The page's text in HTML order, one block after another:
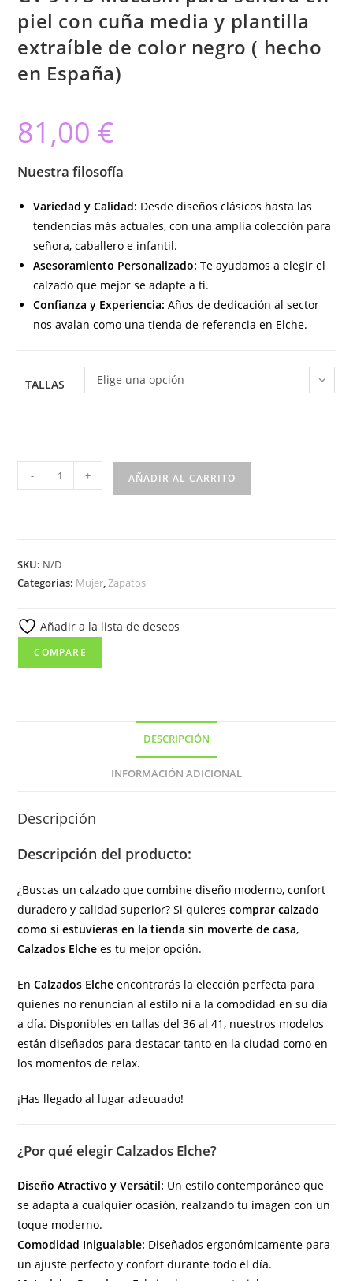
piel con cuña media y plantilla
extraíble de color negro ( hecho
en España)
81,00 €
Nuestra filosofía
Variedad y Calidad: Desde diseños clásicos hasta las
tendencias más actuales, con una amplia colección para
señora, caballero e infantil.
Asesoramiento Personalizado: Te ayudamos a elegir el
calzado que mejor se adapte a ti.
Confianza y Experiencia: Años de dedicación al sector
nos avalan como una tienda de referencia en Elche.
TALLAS Elige una opción
9173
en
piel
cuña
media
y
en
España)
cantidad
- + AÑADIR AL CARRITO
SKU: N/D
Categorías: Mujer,Zapatos
Añadir a la lista de deseos
COMPARE
DESCRIPCIÓN
INFORMACIÓN ADICIONAL
Descripción
Descripción del producto:
¿Buscas un calzado que combine diseño moderno, confort
duradero y calidad superior? Si quierescomprar calzado
como si estuvieras en la tienda sin moverte de casa,
Calzados Elche es tu mejor opción.
EnCalzados Elche encontrarás la elección perfecta para
quienes no renuncian al estilo ni a la comodidad en su día
a día. Disponibles en tallas del 36 al 41, nuestros modelos
están diseñados para destacar tanto en la ciudad como en
los momentos de relax.
¡Has llegado al lugar adecuado!
¿Por qué elegir Calzados Elche?
Diseño Atractivo y Versátil: Un estilo contemporáneo que
se adapta a cualquier ocasión, realzando tu imagen con un
toque moderno.
Comodidad Inigualable: Diseñados ergonómicamente para
un ajuste perfecto y confort durante todo el día.